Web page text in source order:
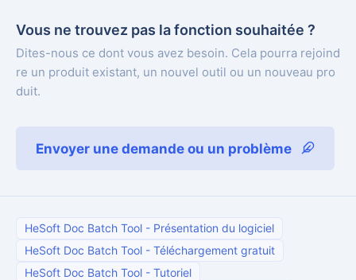
Vous ne trouvez pas la fonction souhaitée ?
Dites-nous ce dont vous avez besoin. Cela pourra rejoind
re un produit existant, un nouvel outil ou un nouveau pro
duit.
Envoyer une demande ou un problème
HeSoft Doc Batch Tool - Présentation du logiciel
HeSoft Doc Batch Tool - Téléchargement gratuit
HeSoft Doc Batch Tool - Tutoriel